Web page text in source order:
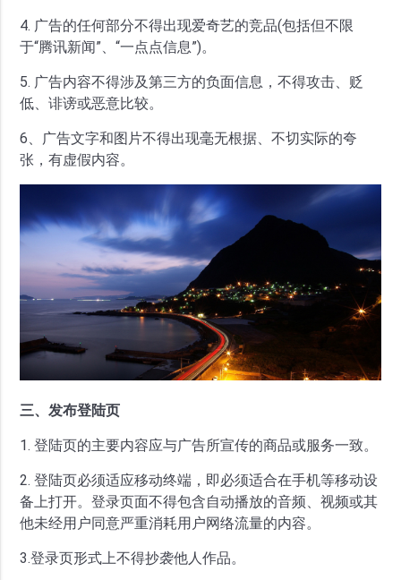
4. 广告的任何部分不得出现爱奇艺的竞品(包括但不限
于“腾讯新闻”、“一点点信息”)。
5. 广告内容不得涉及第三方的负面信息，不得攻击、贬
低、诽谤或恶意比较。
6、广告文字和图片不得出现毫无根据、不切实际的夸
张，有虚假内容。
三、发布登陆页
1. 登陆页的主要内容应与广告所宣传的商品或服务一致。
2. 登陆页必须适应移动终端，即必须适合在手机等移动设
备上打开。登录页面不得包含自动播放的音频、视频或其
他未经用户同意严重消耗用户网络流量的内容。
3.登录页形式上不得抄袭他人作品。